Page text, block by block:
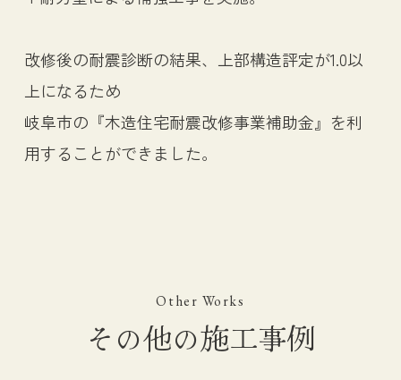
改修後の耐震診断の結果、上部構造評定が1.0以
上になるため
岐阜市の『木造住宅耐震改修事業補助金』を利
用することができました。
Other Works
その他の施工事例